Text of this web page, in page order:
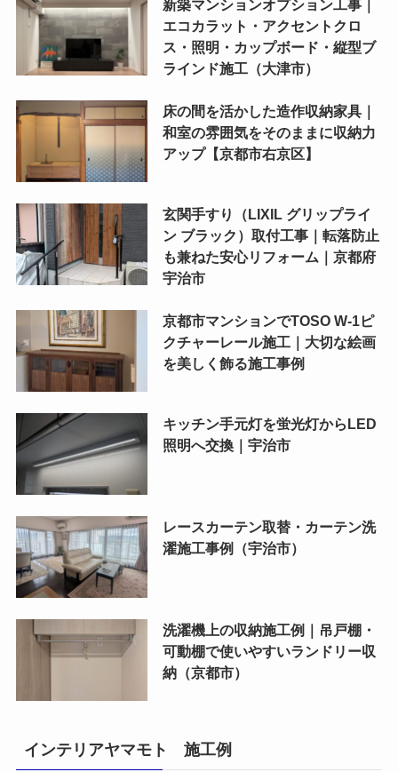
新築マンションオプション工事｜
エコカラット・アクセントクロ
ス・照明・カップボード・縦型ブ
ラインド施工（大津市）
床の間を活かした造作収納家具｜
和室の雰囲気をそのままに収納力
アップ【京都市右京区】
玄関手すり（LIXIL グリップライ
ン ブラック）取付工事｜転落防止
も兼ねた安心リフォーム｜京都府
宇治市
京都市マンションでTOSO W-1ピ
クチャーレール施工｜大切な絵画
を美しく飾る施工事例
キッチン手元灯を蛍光灯からLED
照明へ交換｜宇治市
レースカーテン取替・カーテン洗
濯施工事例（宇治市）
洗濯機上の収納施工例｜吊戸棚・
可動棚で使いやすいランドリー収
納（京都市）
インテリアヤマモト 施工例